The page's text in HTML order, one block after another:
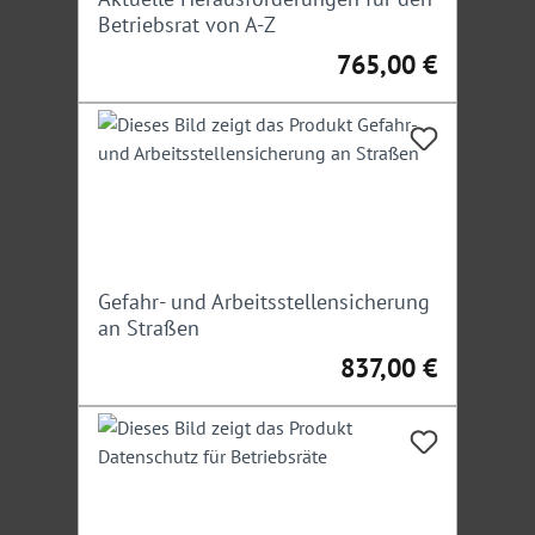
Betriebsrat von A-Z
Regulärer Preis:
765,00 €
Gefahr- und Arbeitsstellensicherung
an Straßen
Regulärer Preis:
837,00 €